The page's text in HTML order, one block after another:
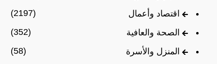
اقتصاد وأعمال
(2197)
الصحة والعافية
(352)
المنزل والأسرة
(58)